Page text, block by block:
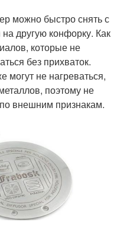
можно быстро снять с
другую конфорку. Как
которые не
без прихваток.
могут не нагреваться,
поэтому не
внешним признакам.